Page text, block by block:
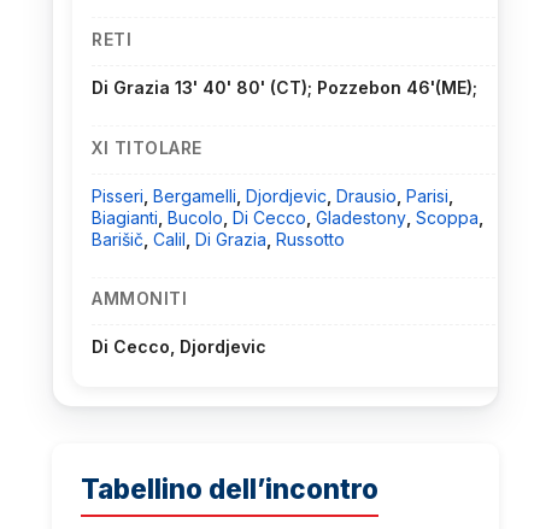
RETI
Di Grazia 13' 40' 80' (CT); Pozzebon 46'(ME);
XI TITOLARE
Pisseri Bergamelli Djordjevic Drausio Parisi
Biagianti Bucolo Di Cecco Gladestony Scoppa
Barišič Calil Di Grazia Russotto
AMMONITI
Di Cecco, Djordjevic
Tabellino dell’incontro